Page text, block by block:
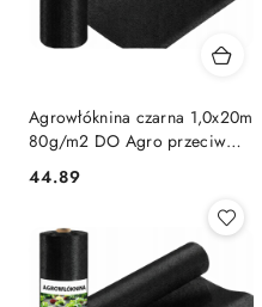
Agrowłóknina czarna 1,0x20m
80g/m2 DO Agro przeciw
Cena:
44.89